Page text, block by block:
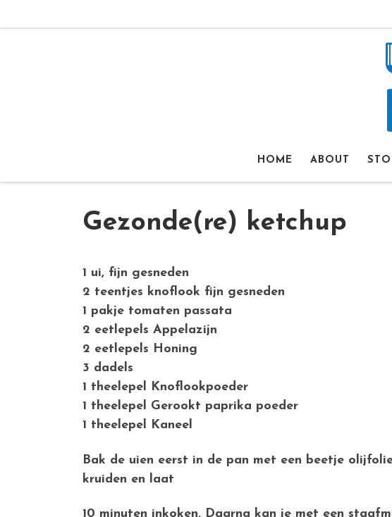
HOME ABOUT
Gezonde(re) ketchup
1 ui, fijn gesneden
2 teentjes knoflook fijn gesneden
1 pakje tomaten passata
2 eetlepels Appelazijn
2 eetlepels Honing
3 dadels
1 theelepel Knoflookpoeder
1 theelepel Gerookt paprika poeder
1 theelepel Kaneel
Bak de uien eerst in de pan met een beetje
kruiden en laat
10 minuten inkoken. Daarna kan je met een